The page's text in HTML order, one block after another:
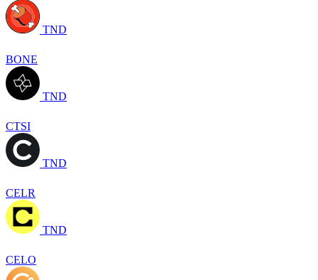
TND
BONE
TND
CTSI
TND
CELR
TND
CELO